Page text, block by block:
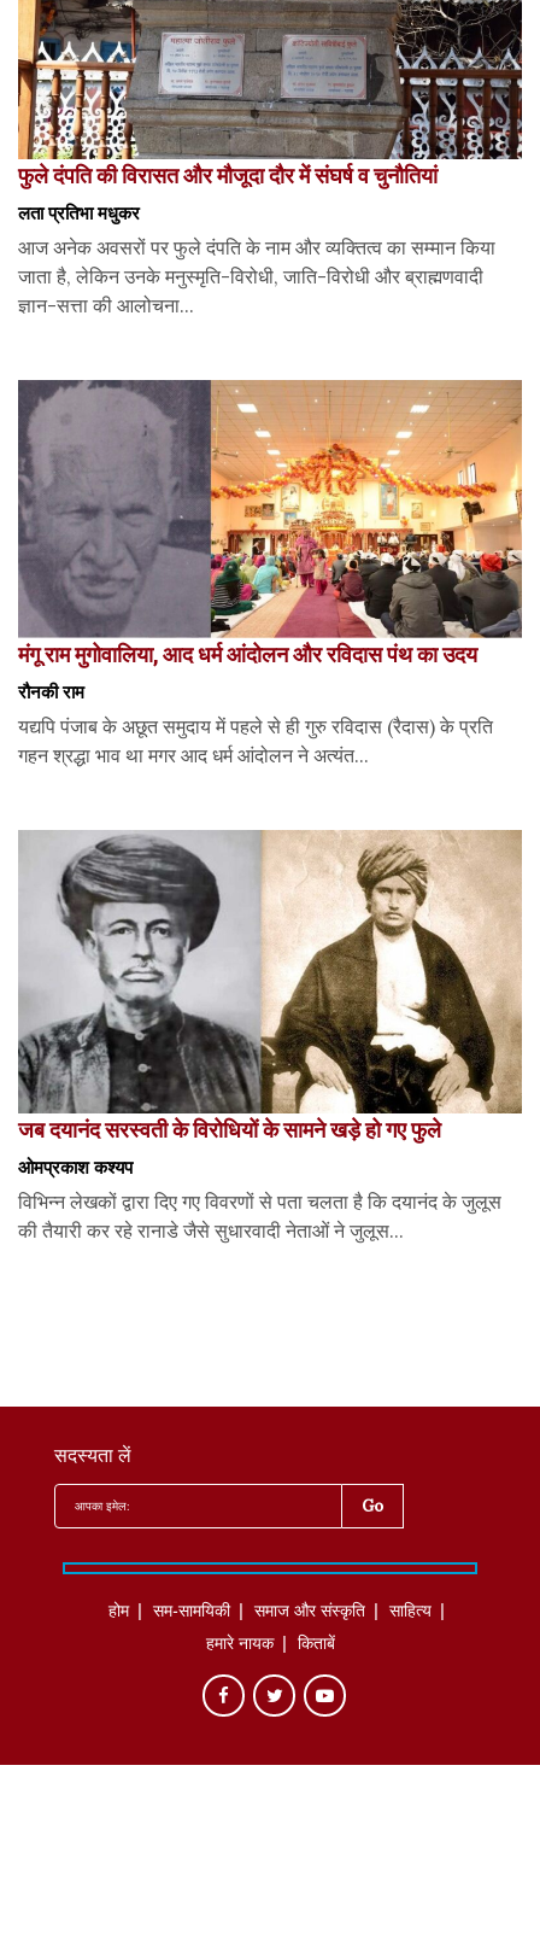
फुले दंपति की विरासत और मौजूदा दौर में संघर्ष व चुनौतियां
लता प्रतिभा मधुकर
आज अनेक अवसरों पर फुले दंपति के नाम और व्यक्तित्व का सम्मान किया
जाता है, लेकिन उनके मनुस्मृति-विरोधी, जाति-विरोधी और ब्राह्मणवादी
ज्ञान-सत्ता की आलोचना...
मंगू राम मुगोवालिया, आद धर्म आंदोलन और रविदास पंथ का उदय
रौनकी राम
यद्यपि पंजाब के अछूत समुदाय में पहले से ही गुरु रविदास (रैदास) के प्रति
गहन श्रद्धा भाव था मगर आद धर्म आंदोलन ने अत्यंत...
जब दयानंद सरस्वती के विरोधियों के सामने खड़े हो गए फुले
ओमप्रकाश कश्यप
विभिन्न लेखकों द्वारा दिए गए विवरणों से पता चलता है कि दयानंद के जुलूस
की तैयारी कर रहे रानाडे जैसे सुधारवादी नेताओं ने जुलूस...
सदस्यता लें
होम सम-सामयिकी समाज और संस्कृति
साहित्‍य
हमारे नायक
किताबें